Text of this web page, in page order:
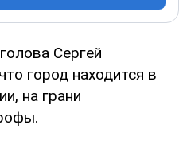
Сергей
город находится в
на грани